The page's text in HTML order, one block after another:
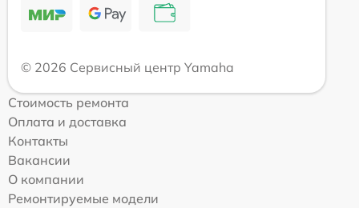
© 2026 Сервисный центр Yamaha
Стоимость ремонта
Оплата и доставка
Контакты
Вакансии
О компании
Ремонтируемые модели